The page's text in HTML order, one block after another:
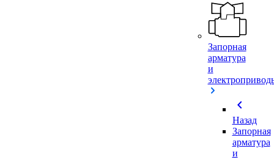
Запорная
арматура
и
chevron_left
Назад
Запорная
арматура
и